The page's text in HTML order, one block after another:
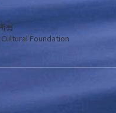
有
Foundation